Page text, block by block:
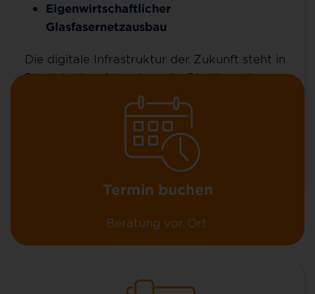
Eigenwirtschaftlicher
Glasfasernetzausbau
Die digitale Infrastruktur der Zukunft steht in
Plankstadt auf der Agenda: Die Verwaltung
der Gemeinde hat eine Kooperation mit der
Deutschen GigaNetz GmbH für den Aufbau
eines Glasfasernetzes geschlossen.
Tarife und unsere Zusatzoptionen erfahren? Oder
Termin buchen
Beratung vor Ort.